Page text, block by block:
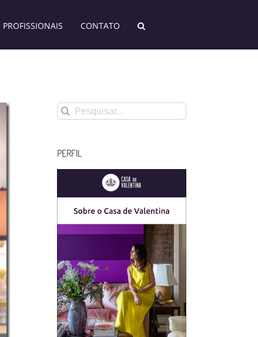
PROFISSIONAIS CONTATO
Buscar
resultados
PERFIL